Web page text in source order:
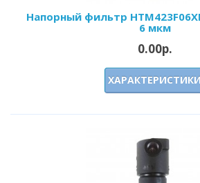
Напорный фильтр
6 мкм
0.00р.
ХАРАКТЕРИСТИКИ